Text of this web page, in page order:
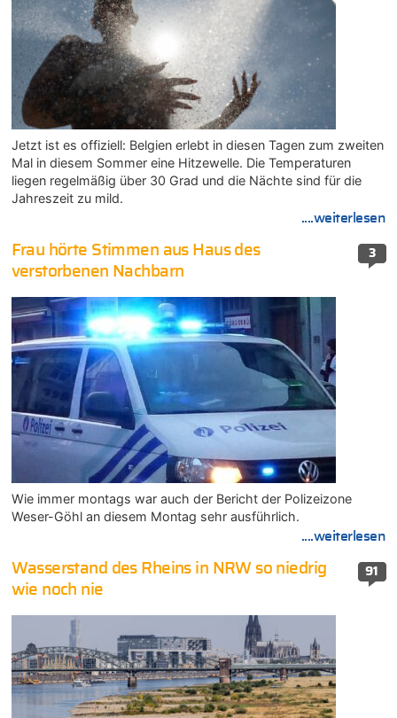
Jetzt ist es offiziell: Belgien erlebt in diesen Tagen zum zweiten
Mal in diesem Sommer eine Hitzewelle. Die Temperaturen
liegen regelmäßig über 30 Grad und die Nächte sind für die
Jahreszeit zu mild.
....weiterlesen
3
Frau hörte Stimmen aus Haus des
verstorbenen Nachbarn
Wie immer montags war auch der Bericht der Polizeizone
Weser-Göhl an diesem Montag sehr ausführlich.
....weiterlesen
91
Wasserstand des Rheins in NRW so niedrig
wie noch nie